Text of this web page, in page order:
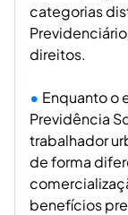
categorias
direitos.
Enquanto o
Previdência
trabalhador
de forma
benefícios